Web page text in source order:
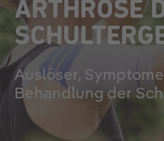
ARTHROSE
Auslöser,
Behandlung der